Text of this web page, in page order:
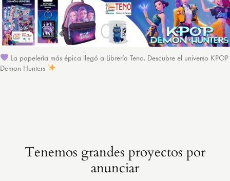
La papelería más épica llegó a Librería Teno. Descubre el universo KPOP
Demon Hunters
Tenemos grandes proyectos por
anunciar